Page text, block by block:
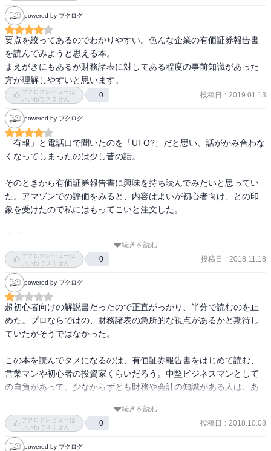
powered by ブクログ
要点を絞ってあるのでわかりやすい。色んな企業の有価証券報告書
を読んでみようと思える本。
まえがきにもあるが財務諸表に対してある程度の事前知識があった
方が理解しやすいと思います。
ブクログレビューは
いいねできません
0 投稿日 : 2019.01.13
powered by ブクログ
「有報」と電話口で聞いたのを「UFO?」だと思い、話がかみ合わな
くなってしまったのは少し昔の話。
そのときから有価証券報告書に興味を持ち読んでみたいと思ってい
た。アマゾンでの評価をみると、内容はよいが初心者向け、との印
象を受けたので私にはもってこいと注文した。
・有価証券報告書に何が書かれているか
・大まかに読むとしたらどうするか
・掘り下げて読むとすれば、どうするか
・(別の期間と・別の企業と)比較して読むときはどうするか
・具体例
となっている。満足のいくものだった。
続きを読む
ブクログレビューは
いいねできません
0 投稿日 : 2018.11.18
powered by ブクログ
超初心者向けの解説書だったので正直がっかり、半分で読むのを止
めた。プロならではの、財務諸表の急所的な視点があるかと期待し
ていたがそうではなかった。
この本を読んでタメになるのは、有価証券報告書をはじめて読む、
営業マンや初心者の投資家くらいだろう。中堅ビジネスマンとして
の自負があって、少なからずとも財務や会計の知識がある人は、あ
続きを読む
ブクログレビューは
いいねできません
0 投稿日 : 2018.10.08
powered by ブクログ